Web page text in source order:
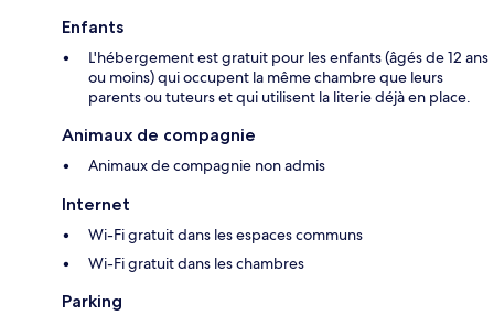
Enfants
L'hébergement est gratuit pour les enfants (âgés de 12 ans
ou moins) qui occupent la même chambre que leurs
parents ou tuteurs et qui utilisent la literie déjà en place.
Animaux de compagnie
Animaux de compagnie non admis
Internet
Wi-Fi gratuit dans les espaces communs
Wi-Fi gratuit dans les chambres
Parking